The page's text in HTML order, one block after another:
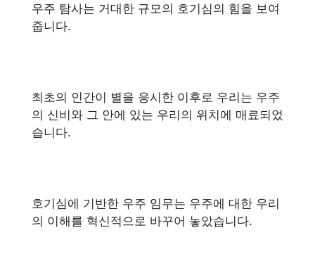
우주 탐사는 거대한 규모의 호기심의 힘을 보여
줍니다.
최초의 인간이 별을 응시한 이후로 우리는 우주
의 신비와 그 안에 있는 우리의 위치에 매료되었
습니다.
호기심에 기반한 우주 임무는 우주에 대한 우리
의 이해를 혁신적으로 바꾸어 놓았습니다.